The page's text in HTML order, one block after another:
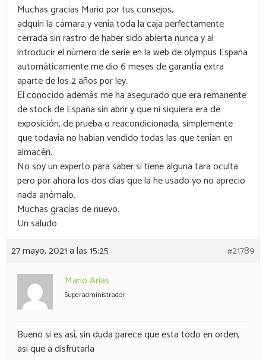
Muchas gracias Mario por tus consejos,
adquirí la cámara y venía toda la caja perfectamente
cerrada sin rastro de haber sido abierta nunca y al
introducir el número de serie en la web de olympus España
automáticamente me dio 6 meses de garantía extra
aparte de los 2 años por ley.
El conocido además me ha asegurado que era remanente
de stock de España sin abrir y que ni siquiera era de
exposición, de prueba o reacondicionada, simplemente
que todavía no habían vendido todas las que tenían en
almacén.
No soy un experto para saber si tiene alguna tara oculta
pero por ahora los dos días que la he usado yo no aprecio
nada anómalo.
Muchas gracias de nuevo.
Un saludo
27 mayo, 2021 a las 15:25
#21789
Mario Arias
Superadministrador
Bueno si es así, sin duda parece que esta todo en orden,
asi que a disfrutarla